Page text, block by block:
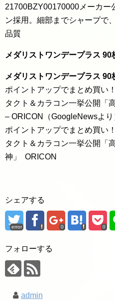
21700BZY00170000メーカー
ン採用。細部までシャープで
品質
メダリストワンデープラス
メダリストワンデープラス
ポイントアップでまとめ買い
タクト＆カラコン一挙公開「
– ORICON（GoogleNewsより
ポイントアップでまとめ買い
タクト＆カラコン一挙公開「
神」 ORICON
シェアする
error 0 0
フォローする
admin